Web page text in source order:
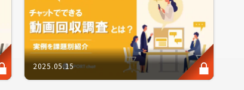
る場合においては、調査課題に応じて
のテクニックが問われ、失敗すると結
のまとめ方」について、リサーチのプ
2025.05.15